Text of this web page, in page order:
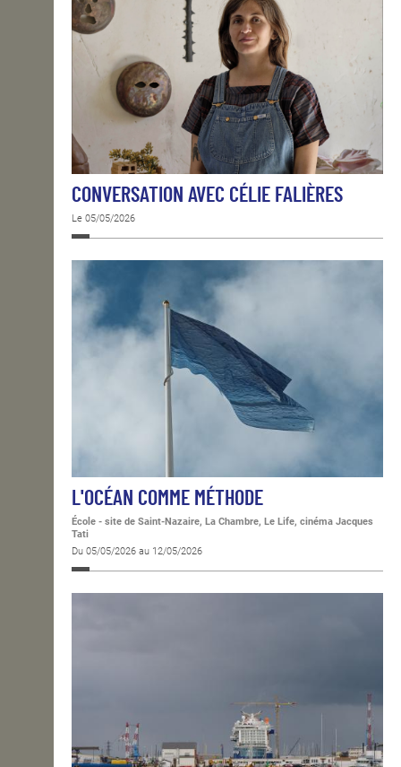
CONVERSATION AVEC CÉLIE FALIÈRES
Le 05/05/2026
L'OCÉAN COMME MÉTHODE
École - site de Saint-Nazaire, La Chambre, Le Life, cinéma Jacques
Tati
Du 05/05/2026 au 12/05/2026